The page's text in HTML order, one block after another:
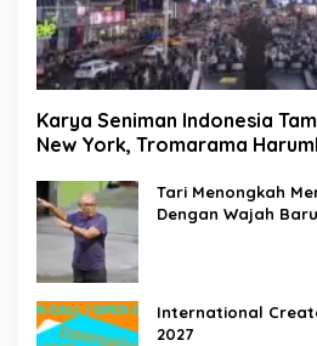
Karya Seniman Indonesia
New York, Tromarama
Tari Menongkah
Dengan Wajah Baru
International
2027